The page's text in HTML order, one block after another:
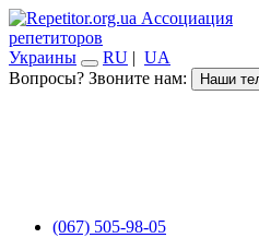
Ассоциация
репетиторов
Украины
RU | UA
Вопросы? Звоните нам:
Наши
(067) 505-98-05